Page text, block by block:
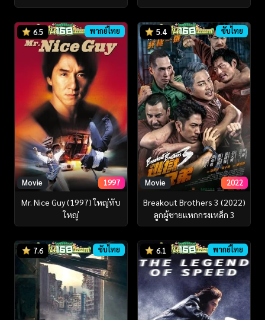
6.5 พากย์ไทย
Movie 1997
Mr. Nice Guy (1997) ใหญ่ทับ
ใหญ่
5.4 ซับไทย
Movie 2022
Breakout Brothers 3 (2022)
ลูกผู้ชายแหกกรงเหล็ก 3
7.6 ซับไทย 6.1 พากย์ไทย